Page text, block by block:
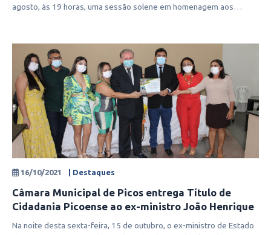
agosto, às 19 horas, uma sessão solene em homenagem aos
16/10/2021 | Destaques
Câmara Municipal de Picos entrega Título de
Cidadania Picoense ao ex-ministro João Henrique
Na noite desta sexta-feira, 15 de outubro, o ex-ministro de Estado